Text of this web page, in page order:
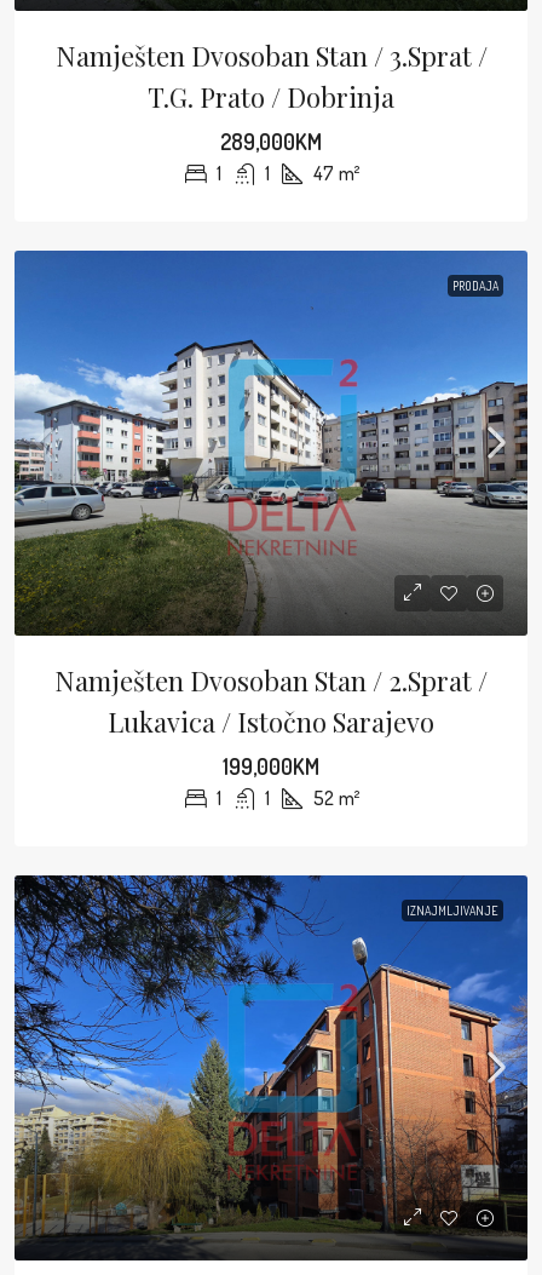
Namješten Dvosoban Stan / 3.sprat /
T.G. Prato / Dobrinja
289,000KM
1 1 47 m²
PRODAJA
Namješten Dvosoban Stan / 2.sprat /
Lukavica / Istočno Sarajevo
199,000KM
1 1 52 m²
IZNAJMLJIVANJE